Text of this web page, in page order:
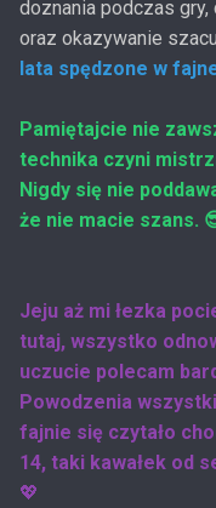
doznania podczas
oraz okazywanie
lata spędzone w
Pamiętajcie nie
technika czyni
Nigdy się nie
że nie macie szans.
Jeju aż mi łezka
tutaj, wszystko
uczucie polecam
Powodzenia
fajnie się czytało
14, taki kawałek od
💖